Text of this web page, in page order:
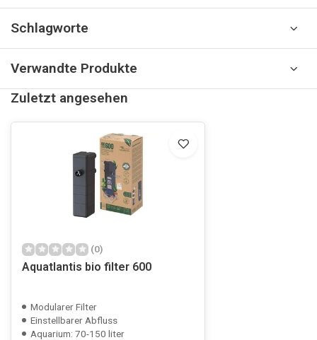
Schlagworte
Verwandte Produkte
Zuletzt angesehen
(0)
Aquatlantis bio filter 600
Modularer Filter
Einstellbarer Abfluss
Aquarium: 70-150 liter